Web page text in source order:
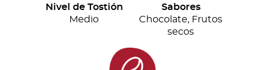
Nivel de Tostión
Medio
Sabores
Chocolate, Frutos
secos